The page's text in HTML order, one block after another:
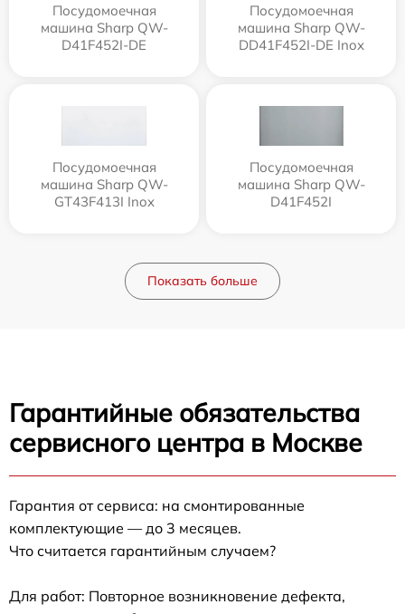
Посудомоечная
машина Sharp QW-
D41F452I-DE
Посудомоечная
машина Sharp QW-
DD41F452I-DE Inox
Посудомоечная
машина Sharp QW-
GT43F413I Inox
Посудомоечная
машина Sharp QW-
D41F452I
Показать больше
Гарантийные обязательства
сервисного центра в Москве
Гарантия от сервиса: на смонтированные
комплектующие — до 3 месяцев.
Что считается гарантийным случаем?
Для работ: Повторное возникновение дефекта,